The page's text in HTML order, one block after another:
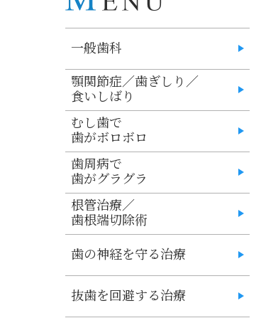
一般歯科
顎関節症／歯ぎしり／
食いしばり
むし歯で
歯がボロボロ
歯周病で
歯がグラグラ
根管治療／
歯根端切除術
歯の神経を守る治療
抜歯を回避する治療